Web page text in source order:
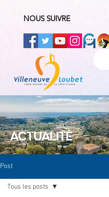
NOUS SUIVRE
ACTUALITÉ
Post
Tous les posts